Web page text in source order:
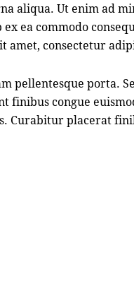
aliqua. Ut enim ad
ea commodo
amet, consectetur
pellentesque porta.
finibus congue
Curabitur placerat